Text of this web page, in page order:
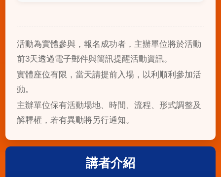
活動為實體參與，報名成功者，主辦單位將於活動
前3天透過電子郵件與簡訊提醒活動資訊。
實體座位有限，當天請提前入場，以利順利參加活
動。
主辦單位保有活動場地、時間、流程、形式調整及
解釋權，若有異動將另行通知。
講者介紹